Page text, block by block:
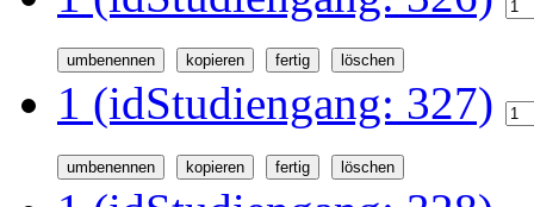
1 (idStudiengang: 327)